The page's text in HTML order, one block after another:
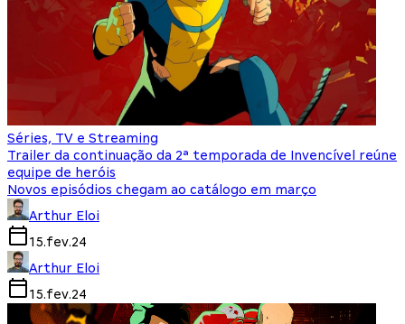
Séries, TV e Streaming
Trailer da continuação da 2ª temporada de Invencível reúne
equipe de heróis
Novos episódios chegam ao catálogo em março
Arthur Eloi
15.fev.24
Arthur Eloi
15.fev.24